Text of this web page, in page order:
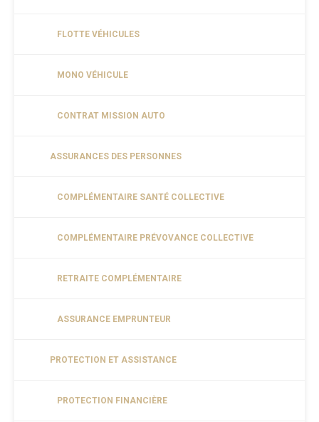
FLOTTE VÉHICULES
MONO VÉHICULE
CONTRAT MISSION AUTO
ASSURANCES DES PERSONNES
COMPLÉMENTAIRE SANTÉ COLLECTIVE
COMPLÉMENTAIRE PRÉVOVANCE COLLECTIVE
RETRAITE COMPLÉMENTAIRE
ASSURANCE EMPRUNTEUR
PROTECTION ET ASSISTANCE
PROTECTION FINANCIÈRE